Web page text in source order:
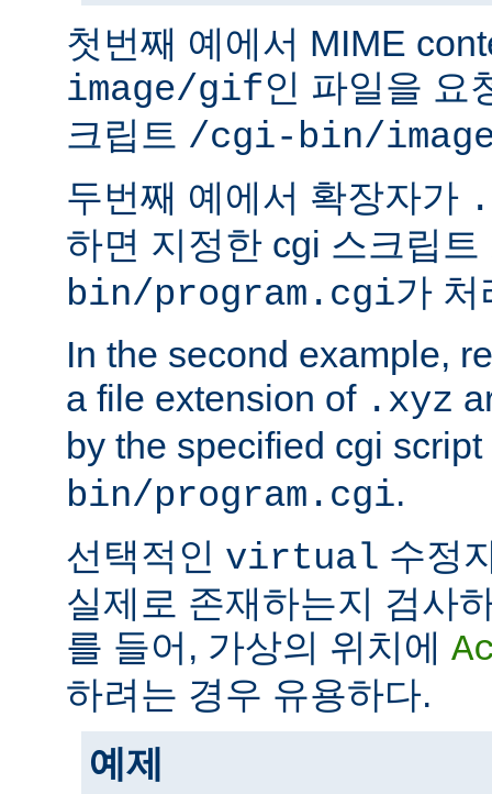
첫번째 예에서 MIME
image/gif인 파일을 요
크립트 /cgi-bin/
두번째 예에서 확장자가
하면 지정한 cgi 스크립트
bin/program.cgi가 처
In the second example,
a file extension of .xyz
by the specified cgi script
bin/program.cgi.
선택적인 virtual 수정
실제로 존재하는지 검사
를 들어, 가상의 위치에
하려는 경우 유용하다.
예제